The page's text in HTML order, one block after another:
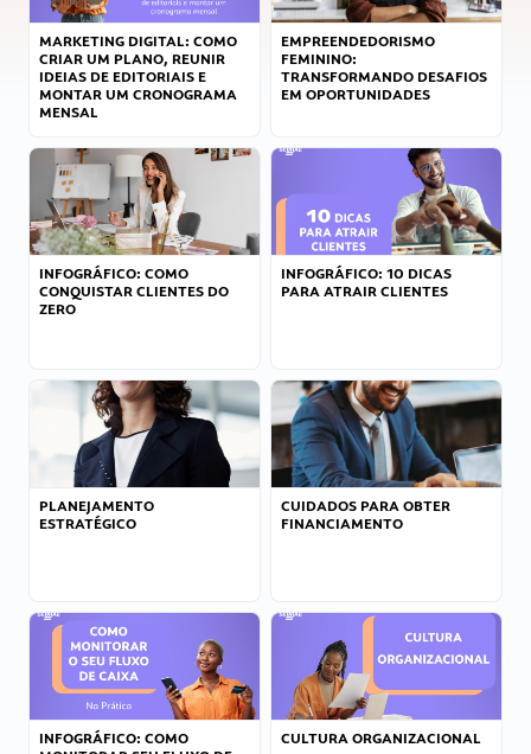
MARKETING DIGITAL: COMO
CRIAR UM PLANO, REUNIR
IDEIAS DE EDITORIAIS E
MONTAR UM CRONOGRAMA
MENSAL
EMPREENDEDORISMO
FEMININO:
TRANSFORMANDO DESAFIOS
EM OPORTUNIDADES
INFOGRÁFICO: COMO
CONQUISTAR CLIENTES DO
ZERO
INFOGRÁFICO: 10 DICAS
PARA ATRAIR CLIENTES
PLANEJAMENTO
ESTRATÉGICO
CUIDADOS PARA OBTER
FINANCIAMENTO
INFOGRÁFICO: COMO
CULTURA ORGANIZACIONAL